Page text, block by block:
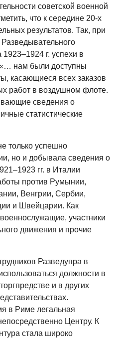
советской военной
что к середине 20-х
результатов. Так, при
г. успехи в
нам были доступны
касающиеся всех заказов
работ в воздушном флоте.
сведения о
статистические
только успешно
но и добывала сведения о
гг. в Италии
против Румынии,
Венгрии, Сербии,
и Швейцарии. Как
участники
движения и прочие
Разведупра в
должности в
и в других
в Риме легальная
Центру. К
стала широко